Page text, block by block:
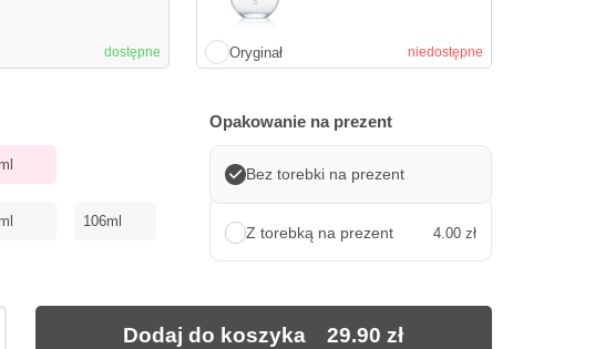
dostępne Oryginał niedostępne
106ml
Opakowanie na prezent
Z torebką na prezent 4.00 zł
Bez torebki na prezent
Dodaj do koszyka 29.90 zł